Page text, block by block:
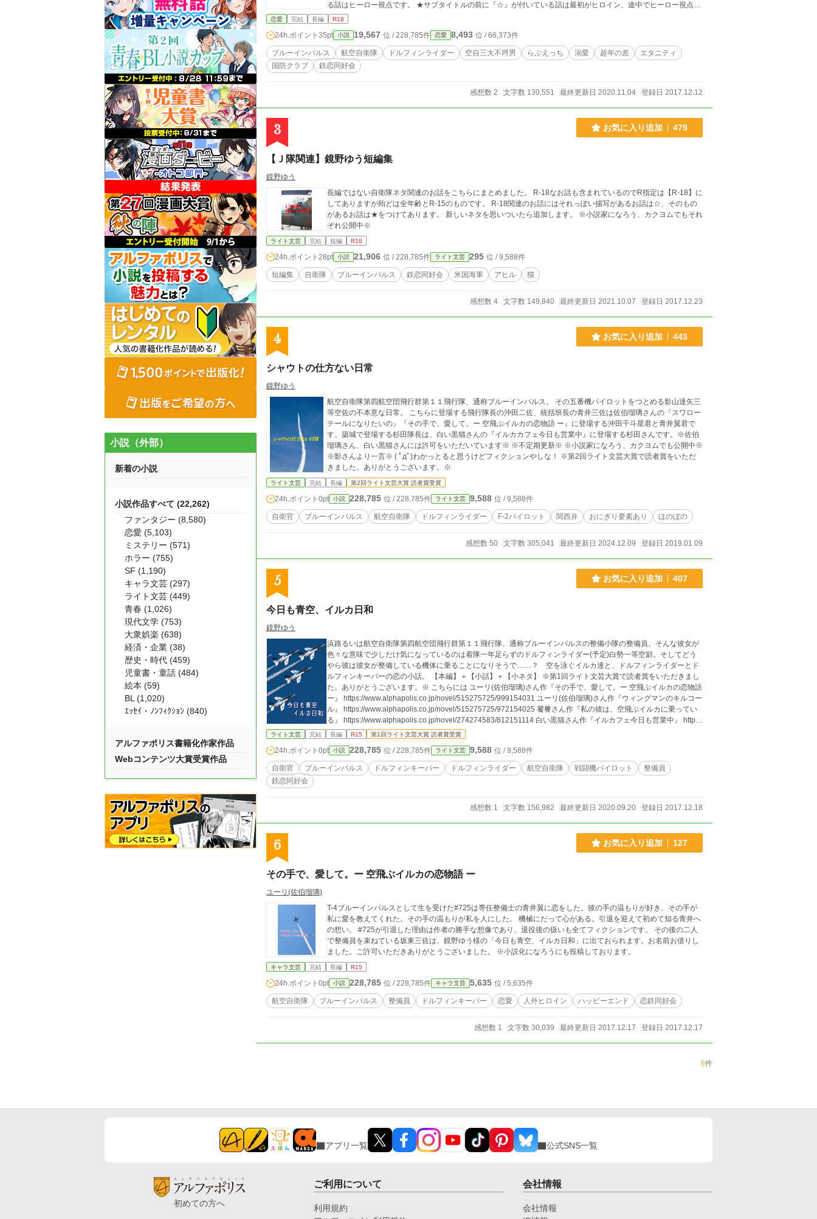
る話はヒーロー視点です。 ★サブタイトルの前に『☆』が付いている話は最初がヒロイン、途中でヒーロー視点と
なります。 ★このお話はコラボ作品です。 小説家になろうで連載している鏡野ゆうさんの 『今日も青空、イルカ
さんの 『アグレッサー部隊長は癒されたい』https://novel18.syosetu.com/n5652do/ に出てくる名前がちらほら出
て来ますが、お二人には許可を得ています。 ★この物語はフィクションです。実在の団体及び登場人物とは一切関
係ありません。
恋愛 完結 長編 R18
24h.ポイント 35pt 小説 19,567 位 / 228,785件 恋愛 8,493 位 / 66,373件
ブルーインパルス 航空自衛隊 ドルフィンライダー 空自三大不埒男 らぶえっち 溺愛 超年の差
エタニティ
国防クラブ
鉄恋同好会
感想数 2 文字数 130,551 最終更新日 2020.11.04 登録日 2017.12.12
3 お気に入り追加 479
【Ｊ隊関連】鏡野ゆう短編集
鏡野ゆう
長編ではない自衛隊ネタ関連のお話をこちらにまとめました。 R-18なお話も含まれているのでR指定は【R-18】に
してありますが殆どは全年齢とR-15のものです。 R-18関連のお話にはそれっぽい描写があるお話は☆、そのもの
があるお話は★をつけてあります。 新しいネタを思いついたら追加します。 ※小説家になろう、カクヨムでもそれ
ぞれ公開中※
ライト文芸 完結 短編 R18
24h.ポイント 28pt 小説 21,906 位 / 228,785件 ライト文芸 295 位 / 9,588件
短編集 自衛隊 ブルーインパルス 鉄恋同好会 米国海軍 アヒル 猫
感想数 4 文字数 149,840 最終更新日 2021.10.07 登録日 2017.12.23
4 お気に入り追加 443
シャウトの仕方ない日常
鏡野ゆう
航空自衛隊第四航空団飛行群第１１飛行隊、通称ブルーインパルス。 その五番機パイロットをつとめる影山達矢三
等空佐の不本意な日常。 こちらに登場する飛行隊長の沖田二佐、統括班長の青井三佐は佐伯瑠璃さんの『スワロー
テールになりたいの』『その手で、愛して。ー 空飛ぶイルカの恋物語 ー』に登場する沖田千斗星君と青井翼君で
す。築城で登場する杉田隊長は、白い黒猫さんの『イルカカフェ今日も営業中』に登場する杉田さんです。※佐伯
瑠璃さん、白い黒猫さんには許可をいただいています※ ※不定期更新※ ※小説家になろう、カクヨムでも公開中※
※影さんより一言※ ( ﾟдﾟ)わかっとると思うけどフィクションやしな！ ※第2回ライト文芸大賞で読者賞をいただ
きました。ありがとうございます。※
ライト文芸 完結 長編 第2回ライト文芸大賞 読者賞受賞
24h.ポイント 0pt 小説 228,785 位 / 228,785件 ライト文芸 9,588 位 / 9,588件
自衛官 ブルーインパルス 航空自衛隊 ドルフィンライダー F-2パイロット 関西弁 おにぎり要素あり ほのぼの
感想数 50 文字数 305,041 最終更新日 2024.12.09 登録日 2019.01.09
5 お気に入り追加 407
今日も青空、イルカ日和
鏡野ゆう
浜路るいは航空自衛隊第四航空団飛行群第１１飛行隊、通称ブルーインパルスの整備小隊の整備員。そんな彼女が
色々な意味で少しだけ気になっているのは着隊一年足らずのドルフィンライダー(予定)白勢一等空尉。そしてどう
やら彼は彼女が整備している機体に乗ることになりそうで……？ 空を泳ぐイルカ達と、ドルフィンライダーとド
ルフィンキーパーの恋の小話。 【本編】＋【小話】＋【小ネタ】 ※第1回ライト文芸大賞で読者賞をいただきまし
た。ありがとうございます。※ こちらには ユーリ(佐伯瑠璃)さん作『その手で、愛して。ー 空飛ぶイルカの恋物語
ー』 https://www.alphapolis.co.jp/novel/515275725/999154031 ユーリ(佐伯瑠璃)さん作『ウィングマンのキルコー
ル』 https://www.alphapolis.co.jp/novel/515275725/972154025 饕餮さん作『私の彼は、空飛ぶイルカに乗ってい
る』 https://www.alphapolis.co.jp/novel/274274583/812151114 白い黒猫さん作『イルカフェ今日も営業中』 http
s://ncode.syosetu.com/n7277er/ に出てくる人物が少しだけ顔を出します。それぞれ許可をいただいています。 ※
ライト文芸 完結 長編 R15 第1回ライト文芸大賞 読者賞受賞
24h.ポイント 0pt 小説 228,785 位 / 228,785件 ライト文芸 9,588 位 / 9,588件
自衛官 ブルーインパルス ドルフィンキーパー ドルフィンライダー 航空自衛隊 戦闘機パイロット
整備員
鉄恋同好会
感想数 1 文字数 156,982 最終更新日 2020.09.20 登録日 2017.12.18
6 お気に入り追加 127
その手で、愛して。ー 空飛ぶイルカの恋物語 ー
ユーリ(佐伯瑠璃)
T-4ブルーインパルスとして生を受けた#725は専任整備士の青井翼に恋をした。彼の手の温もりが好き、その手が
私に愛を教えてくれた。その手の温もりが私を人にした。 機械にだって心がある。引退を迎えて初めて知る青井へ
の想い。 #725が引退した理由は作者の勝手な想像であり、退役後の扱いも全てフィクションです。 その後の二人
で整備員を束ねている坂東三佐は、鏡野ゆう様の「今日も青空、イルカ日和」に出ておられます。お名前お借りし
ました。ご許可いただきありがとうございました。 ※小説化になろうにも投稿しております。
キャラ文芸 完結 長編 R15
24h.ポイント 0pt 小説 228,785 位 / 228,785件 キャラ文芸 5,635 位 / 5,635件
航空自衛隊 ブルーインパルス 整備員 ドルフィンキーパー 恋愛 人外ヒロイン ハッピーエンド 恋鉄同好会
感想数 1 文字数 30,039 最終更新日 2017.12.17 登録日 2017.12.17
6件
小説（外部）
新着の小説
小説作品すべて (22,262)
ファンタジー (8,580)
恋愛 (5,103)
ミステリー (571)
ホラー (755)
SF (1,190)
キャラ文芸 (297)
ライト文芸 (449)
青春 (1,026)
現代文学 (753)
大衆娯楽 (638)
経済・企業 (38)
歴史・時代 (459)
児童書・童話 (484)
絵本 (59)
BL (1,020)
ｴｯｾｲ・ﾉﾝﾌｨｸｼｮﾝ (840)
アルファポリス書籍化作家作品
Webコンテンツ大賞受賞作品
アプリ一覧 公式SNS一覧
初めての方へ
ご利用について
利用規約
会社情報
会社情報